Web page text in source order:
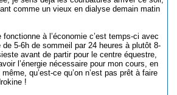
comme un vieux en dialyse demain matin
à l’économie c’est temps-ci avec
de 5-6h de sommeil par 24 heures à plutôt 8-
avant de partir pour le centre équestre,
l’énergie nécessaire pour mon cours, en
qu’est-ce qu’on n’est pas prêt à faire
!